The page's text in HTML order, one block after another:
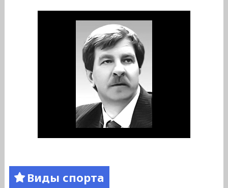
Виды спорта